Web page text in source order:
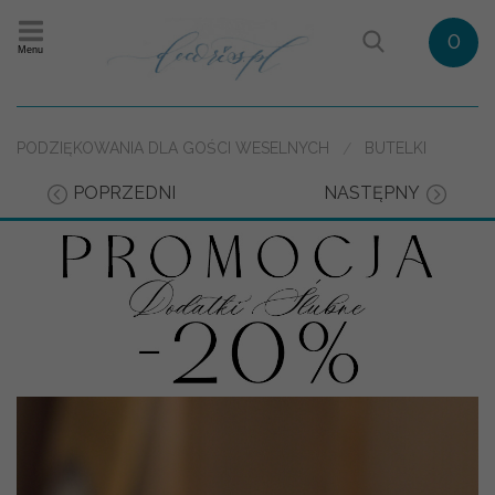
Menu 0
PODZIĘKOWANIA DLA GOŚCI WESELNYCH BUTELKI
POPRZEDNI NASTĘPNY